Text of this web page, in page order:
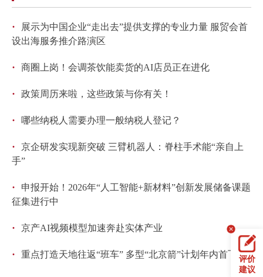
·
展示为中国企业“走出去”提供支撑的专业力量 服贸会首
设出海服务推介路演区
· 商圈上岗！会调茶饮能卖货的AI店员正在进化
· 政策周历来啦，这些政策与你有关！
· 哪些纳税人需要办理一般纳税人登记？
·
京企研发实现新突破 三臂机器人：脊柱手术能“亲自上
手”
·
申报开始！2026年“人工智能+新材料”创新发展储备课题
征集进行中
· 京产AI视频模型加速奔赴实体产业
· 重点打造天地往返“班车” 多型“北京箭”计划年内首飞
评价
建议